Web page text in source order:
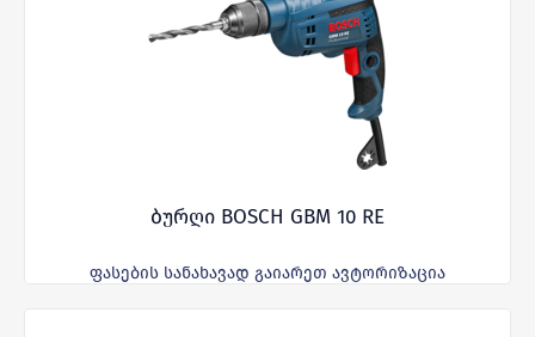
ბურღი BOSCH GBM 10 RE
ფასების სანახავად გაიარეთ ავტორიზაცია